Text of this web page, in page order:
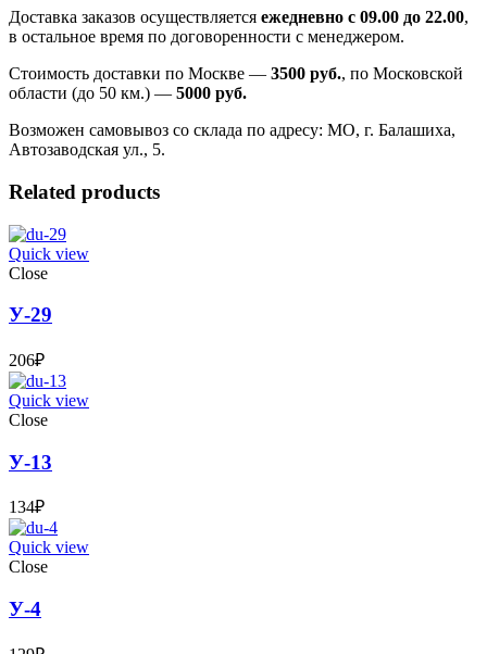
Доставка заказов осуществляется ежедневно с 09.00 до 22.00,
в остальное время по договоренности с менеджером.
Стоимость доставки по Москве — 3500 руб., по Московской
области (до 50 км.) — 5000 руб.
Возможен самовывоз со склада по адресу: МО, г. Балашиха,
Автозаводская ул., 5.
Related products
Quick view
Close
У-29
206₽
Quick view
Close
У-13
134₽
Quick view
Close
У-4